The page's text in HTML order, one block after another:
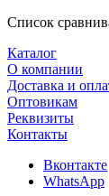
Список
Каталог
О компании
Доставка и
Оптовикам
Реквизиты
Контакты
Вконтакте
WhatsApp